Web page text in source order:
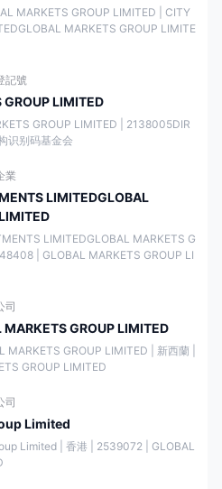
在某些市場中存在市場操
縱或欺詐活動的可能性。
，分為兩大類：標準賬戶和專業賬戶
準類別中，交易者可以在標準賬戶和標
不同的交易偏好和資本規模。僅有的30
合喜歡小額交易的交易者。
.
戶提供兩類交易工具，特別是外彙和金
供更廣泛的交易工具選擇，不僅是外彙
。
為客戶提供無風險環境以練習和提高
一點，他們提供模擬交易賬戶，讓交易
而無需冒任何真錢的風險。
MARKETS GROUP LIMITED | CITY
MARKETS GROUP LIMITE
記號
LIMITED
GROUP LIMITED | 2138005DIR
识别码基金会
業
LIMITEDGLOBAL
LIMITEDGLOBAL MARKETS G
| GLOBAL MARKETS GROUP LI
司
MARKETS GROUP LIMITED
MARKETS GROUP LIMITED | 新西蘭 |
GROUP LIMITED
司
Limited
Limited | 香港 | 2539072 | GLOBAL